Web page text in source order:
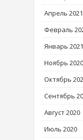
Апрель 2021
Февраль
Январь 2021
Ноябрь 2020
Октябрь
Сентябрь
Август 2020
Июль 2020